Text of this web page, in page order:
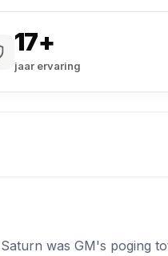
17+
jaar ervaring
Saturn was GM's poging